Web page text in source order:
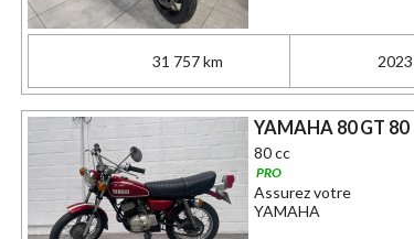
31 757 km 2023
YAMAHA 80 GT 80
80 cc
PRO
Assurez votre
YAMAHA